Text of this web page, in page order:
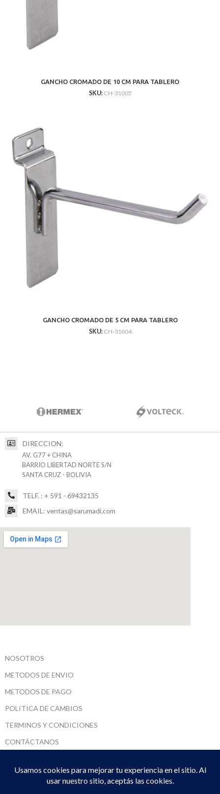
GANCHO CROMADO DE 10 CM PARA TABLERO
SKU: CH-31005
GANCHO CROMADO DE 5 CM PARA TABLERO
SKU: CH-31004
DIRECCION:
AV. G77 + CHINA
BARRIO LIBERTAD NORTE S/N
SANTA CRUZ - BOLIVIA
TELF. : + 591 - 69432135
EMAIL: ventas@sarumadi.com
NOSOTROS
METODOS DE ENVIO
METODOS DE PAGO
POLITICA DE CAMBIOS
TERMINOS Y CONDICIONES
CONTÁCTANOS
SARUMADI SRL 2022 CREADO PORDPTO. SISTEMAS . PREMIUM E-COMMERCE